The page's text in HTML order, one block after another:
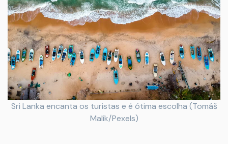
Sri Lanka encanta os turistas e é ótima escolha (Tomáš
Malík/Pexels)